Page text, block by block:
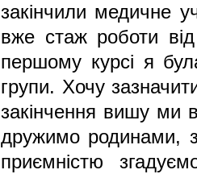
закінчили медичне
вже стаж роботи
першому курсі я
групи. Хочу
закінчення вишу ми
дружимо родинами,
приємністю